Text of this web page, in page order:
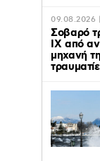
09.08.2026
Σοβαρό
ΙΧ από
μηχανή